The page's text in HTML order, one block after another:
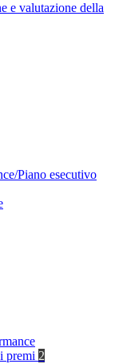
e valutazione della
Piano esecutivo
premi 2